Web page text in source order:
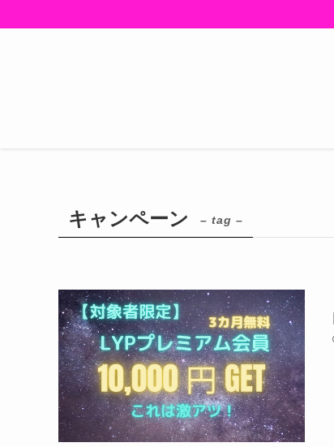
キャンペーン – tag –